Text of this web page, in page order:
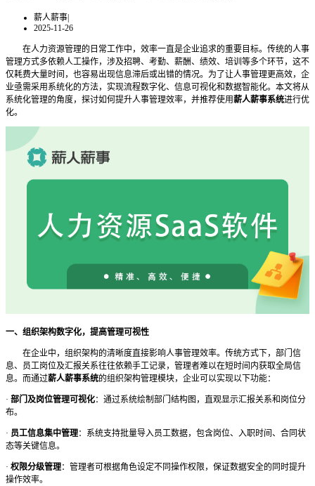
薪人薪事|
2025-11-26
在人力资源管理的日常工作中，效率一直是企业追求的重要目标。传统的人事
管理方式多依赖人工操作，涉及招聘、考勤、薪酬、绩效、培训等多个环节，这不
仅耗费大量时间，也容易出现信息滞后或出错的情况。为了让人事管理更高效，企
业亟需采用系统化的方法，实现流程数字化、信息可视化和数据智能化。本文将从
系统化管理的角度，探讨如何提升人事管理效率，并推荐使用薪人薪事系统进行优
化。
一、组织架构数字化，提高管理可视性
在企业中，组织架构的清晰度直接影响人事管理效率。传统方式下，部门信
息、员工岗位及汇报关系往往依赖手工记录，管理者难以在短时间内获取全局信
息。而通过薪人薪事系统的组织架构管理模块，企业可以实现以下功能：
· 部门及岗位管理可视化：通过系统绘制部门结构图，直观显示汇报关系和岗位分
布。
· 员工信息集中管理：系统支持批量导入员工数据，包含岗位、入职时间、合同状
态等关键信息。
· 权限分级管理：管理者可根据角色设定不同操作权限，保证数据安全的同时提升
操作效率。